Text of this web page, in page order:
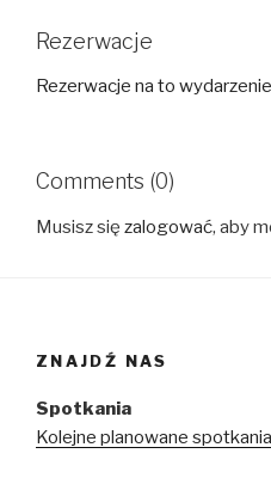
Rezerwacje
Rezerwacje na to
Comments (0)
Musisz się zalogować, aby
ZNAJDŹ NAS
Spotkania
Kolejne planowane spotkania